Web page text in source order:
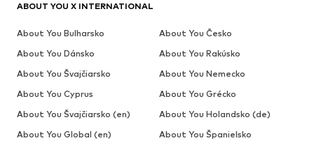
ABOUT YOU X INTERNATIONAL
About You Bulharsko
About You Česko
About You Dánsko
About You Rakúsko
About You Švajčiarsko
About You Nemecko
About You Cyprus
About You Grécko
About You Švajčiarsko (en)
About You Holandsko (de)
About You Global (en)
About You Španielsko